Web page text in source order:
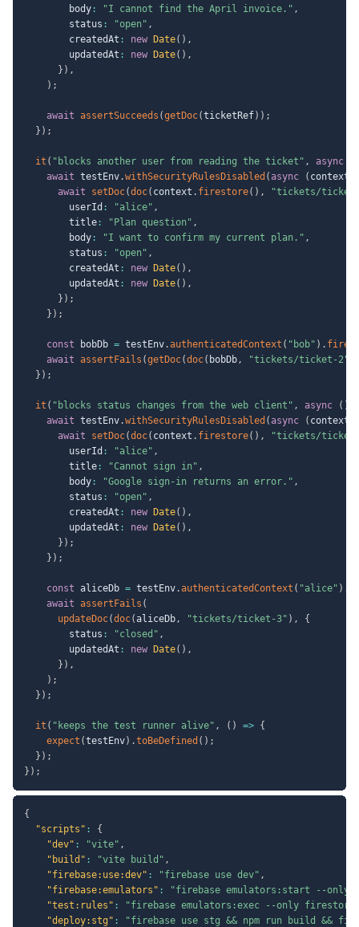
        body
: "I cannot find the April invoice." ,
        status
: "open" ,
        createdAt
: new Date( ) ,
        updatedAt
: new Date( ) ,
} ) ,
) ;
await assertSucceeds (getDoc(ticketRef) ) ;
} ) ;
it ( "blocks another user from reading the ticket" , async
await testEnv.withSecurityRulesDisabled ( async ( context
await
setDoc(doc( context . firestore( ) ,
"tickets/
        userId
: "alice" ,
        title
: "Plan question" ,
        body
: "I want to confirm my current plan." ,
        status
: "open" ,
        createdAt
: new Date( ) ,
        updatedAt
: new Date( ) ,
} ) ;
} ) ;
const bobDb = testEnv.authenticatedContext ( "bob" ) .
await assertFails (getDoc(doc( bobDb, "tickets/ticket-2"
} ) ;
it ( "blocks status changes from the web client" , async ( )
await testEnv.withSecurityRulesDisabled ( async ( context
await
setDoc(doc( context . firestore( ) ,
"tickets/
        userId
: "alice" ,
        title
: "Cannot sign in" ,
        body
: "Google sign-in returns an error." ,
        status
: "open" ,
        createdAt
: new Date( ) ,
        updatedAt
: new Date( ) ,
} ) ;
} ) ;
const aliceDb = testEnv.authenticatedContext ( "alice" ) .
await assertFails (
updateDoc(doc(aliceDb, "tickets/ticket-3" ) ,
{
        status
: "closed" ,
        updatedAt
: new Date( ) ,
} ) ,
) ;
} ) ;
it ( "keeps the test runner alive" , ( ) => {
expect (testEnv) .toBeDefined ( ) ;
} ) ;
} ) ;
{
"scripts" :
{
"dev" : "vite" ,
"build" : "vite build" ,
"firebase:use:dev" : "firebase use dev" ,
"firebase:emulators" :
"firebase emulators:start --only
"test:rules" :
"firebase emulators:exec --only
"deploy:stg" :
"firebase use stg && npm run build &&